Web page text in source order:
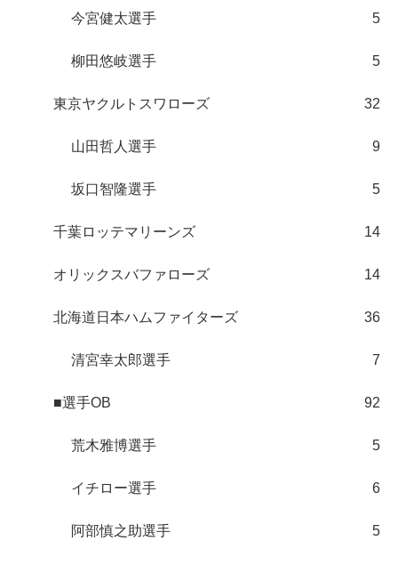
今宮健太選手 5
柳田悠岐選手 5
東京ヤクルトスワローズ 32
山田哲人選手 9
坂口智隆選手 5
千葉ロッテマリーンズ 14
オリックスバファローズ 14
北海道日本ハムファイターズ 36
清宮幸太郎選手 7
■選手OB 92
荒木雅博選手 5
イチロー選手 6
阿部慎之助選手 5